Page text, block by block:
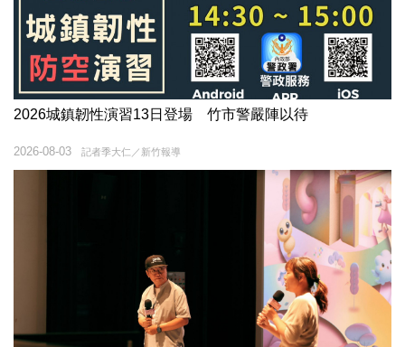
2026城鎮韌性演習13日登場 竹市警嚴陣以待
記者季大仁／新竹報導
2026-08-03